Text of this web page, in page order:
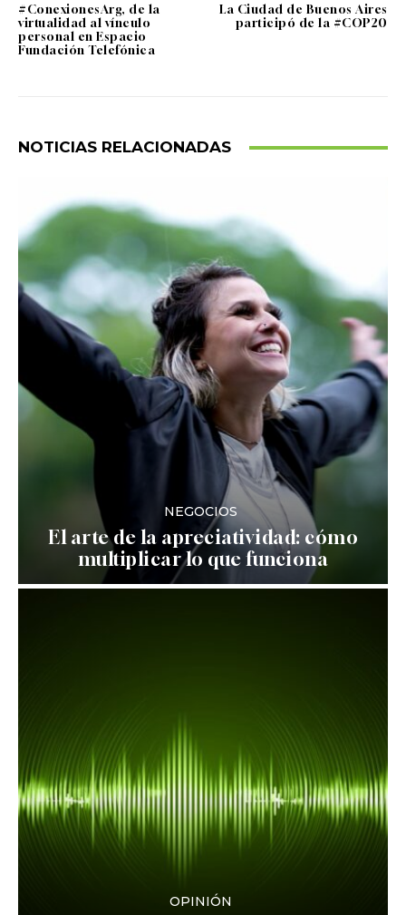
#ConexionesArg, de la
virtualidad al vínculo
personal en Espacio
Fundación Telefónica
La Ciudad de Buenos Aires
participó de la #COP20
NOTICIAS RELACIONADAS
NEGOCIOS
El arte de la apreciatividad: cómo
multiplicar lo que funciona
OPINIÓN